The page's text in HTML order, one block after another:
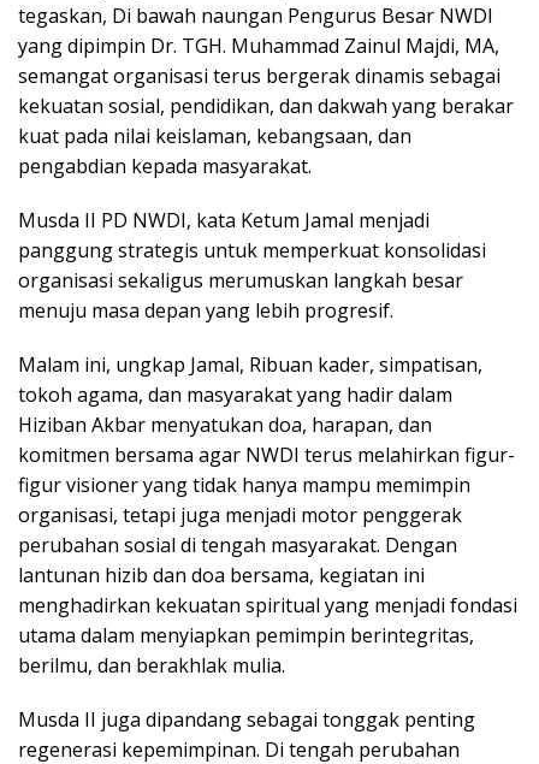
tegaskan, Di bawah naungan Pengurus Besar NWDI
yang dipimpin Dr. TGH. Muhammad Zainul Majdi, MA,
semangat organisasi terus bergerak dinamis sebagai
kekuatan sosial, pendidikan, dan dakwah yang berakar
kuat pada nilai keislaman, kebangsaan, dan
pengabdian kepada masyarakat.
Musda II PD NWDI, kata Ketum Jamal menjadi
panggung strategis untuk memperkuat konsolidasi
organisasi sekaligus merumuskan langkah besar
menuju masa depan yang lebih progresif.
Malam ini, ungkap Jamal, Ribuan kader, simpatisan,
tokoh agama, dan masyarakat yang hadir dalam
Hiziban Akbar menyatukan doa, harapan, dan
komitmen bersama agar NWDI terus melahirkan figur-
figur visioner yang tidak hanya mampu memimpin
organisasi, tetapi juga menjadi motor penggerak
perubahan sosial di tengah masyarakat. Dengan
lantunan hizib dan doa bersama, kegiatan ini
menghadirkan kekuatan spiritual yang menjadi fondasi
utama dalam menyiapkan pemimpin berintegritas,
berilmu, dan berakhlak mulia.
Musda II juga dipandang sebagai tonggak penting
regenerasi kepemimpinan. Di tengah perubahan